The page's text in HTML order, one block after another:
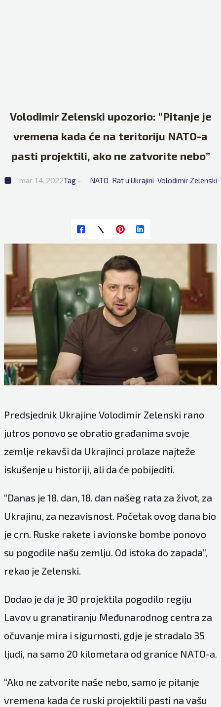
Volodimir Zelenski upozorio: “Pitanje je
vremena kada će na teritoriju NATO-a
pasti projektili, ako ne zatvorite nebo”
mar 14, 2022Tag - NATO Rat u Ukrajini Volodimir Zelenski
Predsjednik Ukrajine Volodimir Zelenski rano
jutros ponovo se obratio građanima svoje
zemlje rekavši da Ukrajinci prolaze najteže
iskušenje u historiji, ali da će pobijediti.
“Danas je 18. dan, 18. dan našeg rata za život, za
Ukrajinu, za nezavisnost. Početak ovog dana bio
je crn. Ruske rakete i avionske bombe ponovo
su pogodile našu zemlju. Od istoka do zapada”,
rekao je Zelenski.
Dodao je da je 30 projektila pogodilo regiju
Lavov u granatiranju Međunarodnog centra za
očuvanje mira i sigurnosti, gdje je stradalo 35
ljudi, na samo 20 kilometara od granice NATO-a.
“Ako ne zatvorite naše nebo, samo je pitanje
vremena kada će ruski projektili pasti na vašu